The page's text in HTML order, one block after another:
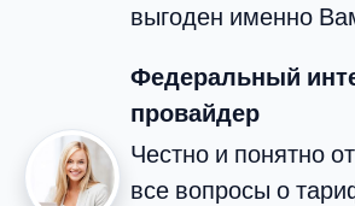
выгоден именно
Федеральный
провайдер
Честно и понятно
все вопросы о